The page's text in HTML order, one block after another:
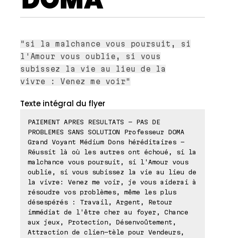
"si la malchance vous poursuit, si
l'Amour vous oublie, si vous
subissez la vie au lieu de la
vivre : Venez me voir"
Texte intégral du flyer
PAIEMENT APRES RESULTATS - PAS DE
PROBLEMES SANS SOLUTION Professeur DOMA
Grand Voyant Médium Dons héréditaires -
Réussit là où les autres ont échoué, si la
malchance vous poursuit, si l'Amour vous
oublie, si vous subissez la vie au lieu de
la vivre: Venez me voir, je vous aiderai à
résoudre vos problèmes, même les plus
désespérés : Travail, Argent, Retour
immédiat de l'être cher au foyer, Chance
aux jeux, Protection, Désenvoûtement,
Attraction de clien-tèle pour Vendeurs,